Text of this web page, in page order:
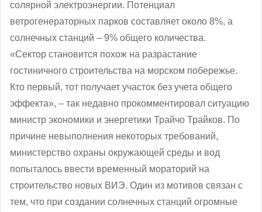
солярной электроэнергии. Потенциал
ветрогенераторных парков составляет около 8%, а
солнечных станций – 9% общего количества.
«Сектор становится похож на разрастание
гостиничного строительства на морском побережье.
Кто первый, тот получает участок без учета общего
эффекта», ‒ так недавно прокомментировал ситуацию
министр экономики и энергетики Трайчо Трайков. По
причине невыполнения некоторых требований,
министерство охраны окружающей среды и вод
попыталось ввести временный мораторий на
строительство новых ВИЭ. Один из мотивов связан с
тем, что при создании солнечных станций огромные